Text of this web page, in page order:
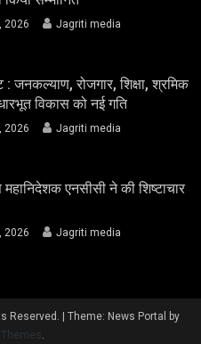
2026 Jagriti media
: जनकल्याण, रोजगार, शिक्षा, श्रमिक
विकास को नई गति
2026 Jagriti media
एनसीसी ने की शिष्टाचार
2026 Jagriti media
Reserved.
Theme: News Portal by
.